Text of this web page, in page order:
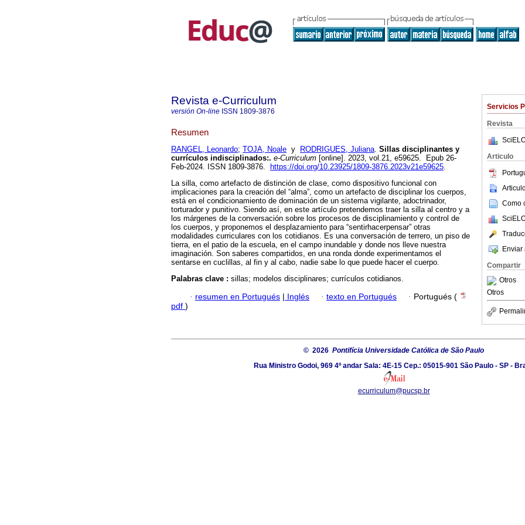
Servicios
Revista
Articulo
Como
Enviar
Compartir
Otros
Otros
Revista e-Curriculum
versión On-line ISSN 1809-3876
Resumen
RANGEL, Leonardo; TOJA, Noale y RODRIGUES, Juliana. Sillas disciplinantes y
currículos indisciplinados:. e-Curriculum [online]. 2023, vol.21, e59625. Epub 26-
Feb-2024. ISSN 1809-3876.
https://doi.org/10.23925/1809-3876.2023v21e59625.
La silla, como artefacto de distinción de clase, como dispositivo funcional con
implicaciones para la creación del “alma”, como un artefacto de disciplinar los cuerpos,
está en el condicionamiento de dominación de un sistema vigilante, adoctrinador,
torturador y punitivo. Siendo así, en este artículo pretendemos traer la silla al centro y a
los márgenes de la conversación sobre los procesos de disciplinamiento y control de
los cuerpos, y proponemos el desplazamiento para “sentirhacerpensar” otras
modalidades curriculares con los cotidianos. Es una conversación de terrero, un piso de
tierra, en el patio de la escuela, en el campo inundable y donde nos lleve nuestra
imaginación. Son saberes compartidos, en una ronda donde experimentamos el
sentarse en cuclillas, al fin y al cabo, nadie sabe lo que puede hacer el cuerpo.
Palabras clave : sillas; modelos disciplinares; currículos cotidianos.
· resumen en Portugués | Inglés · texto en Portugués · Portugués (
pdf )
© 2026 Pontifícia Universidade Católica de São Paulo
Rua Ministro Godoi, 969 4º andar Sala: 4E-15 Cep.: 05015-901 São Paulo - SP -
ecurriculum@pucsp.br